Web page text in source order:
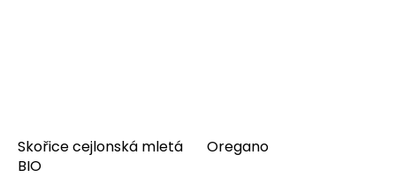
Skořice cejlonská mletá
BIO
Oregano